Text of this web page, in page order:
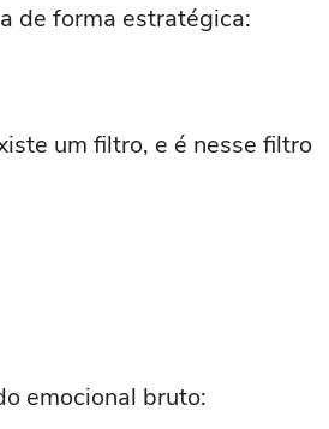
de forma estratégica:
um filtro, e é nesse filtro
emocional bruto: